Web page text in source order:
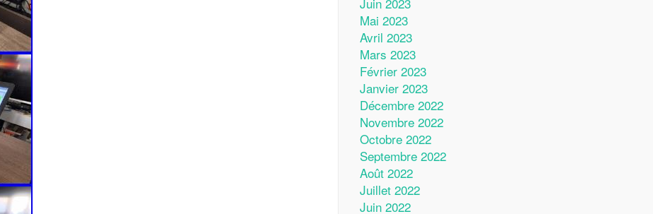
Mai 2023
Avril 2023
Mars 2023
Février 2023
Janvier 2023
Décembre 2022
Novembre 2022
Octobre 2022
Septembre 2022
Août 2022
Juillet 2022
Juin 2022